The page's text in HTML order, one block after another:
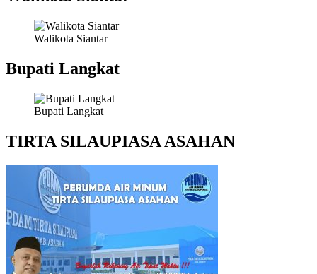
Walikota Siantar
Bupati Langkat
Bupati Langkat
TIRTA SILAUPIASA ASAHAN